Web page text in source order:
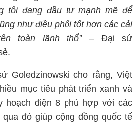
tôi đang đầu tư mạnh mẽ để
như điều phối tốt hơn các cải
toàn lãnh thổ”– Đại sứ
Goledzinowski cho rằng, Việt
mục tiêu phát triển xanh và
hoạch điện 8 phù hợp với các
đó giúp cộng đồng quốc tế